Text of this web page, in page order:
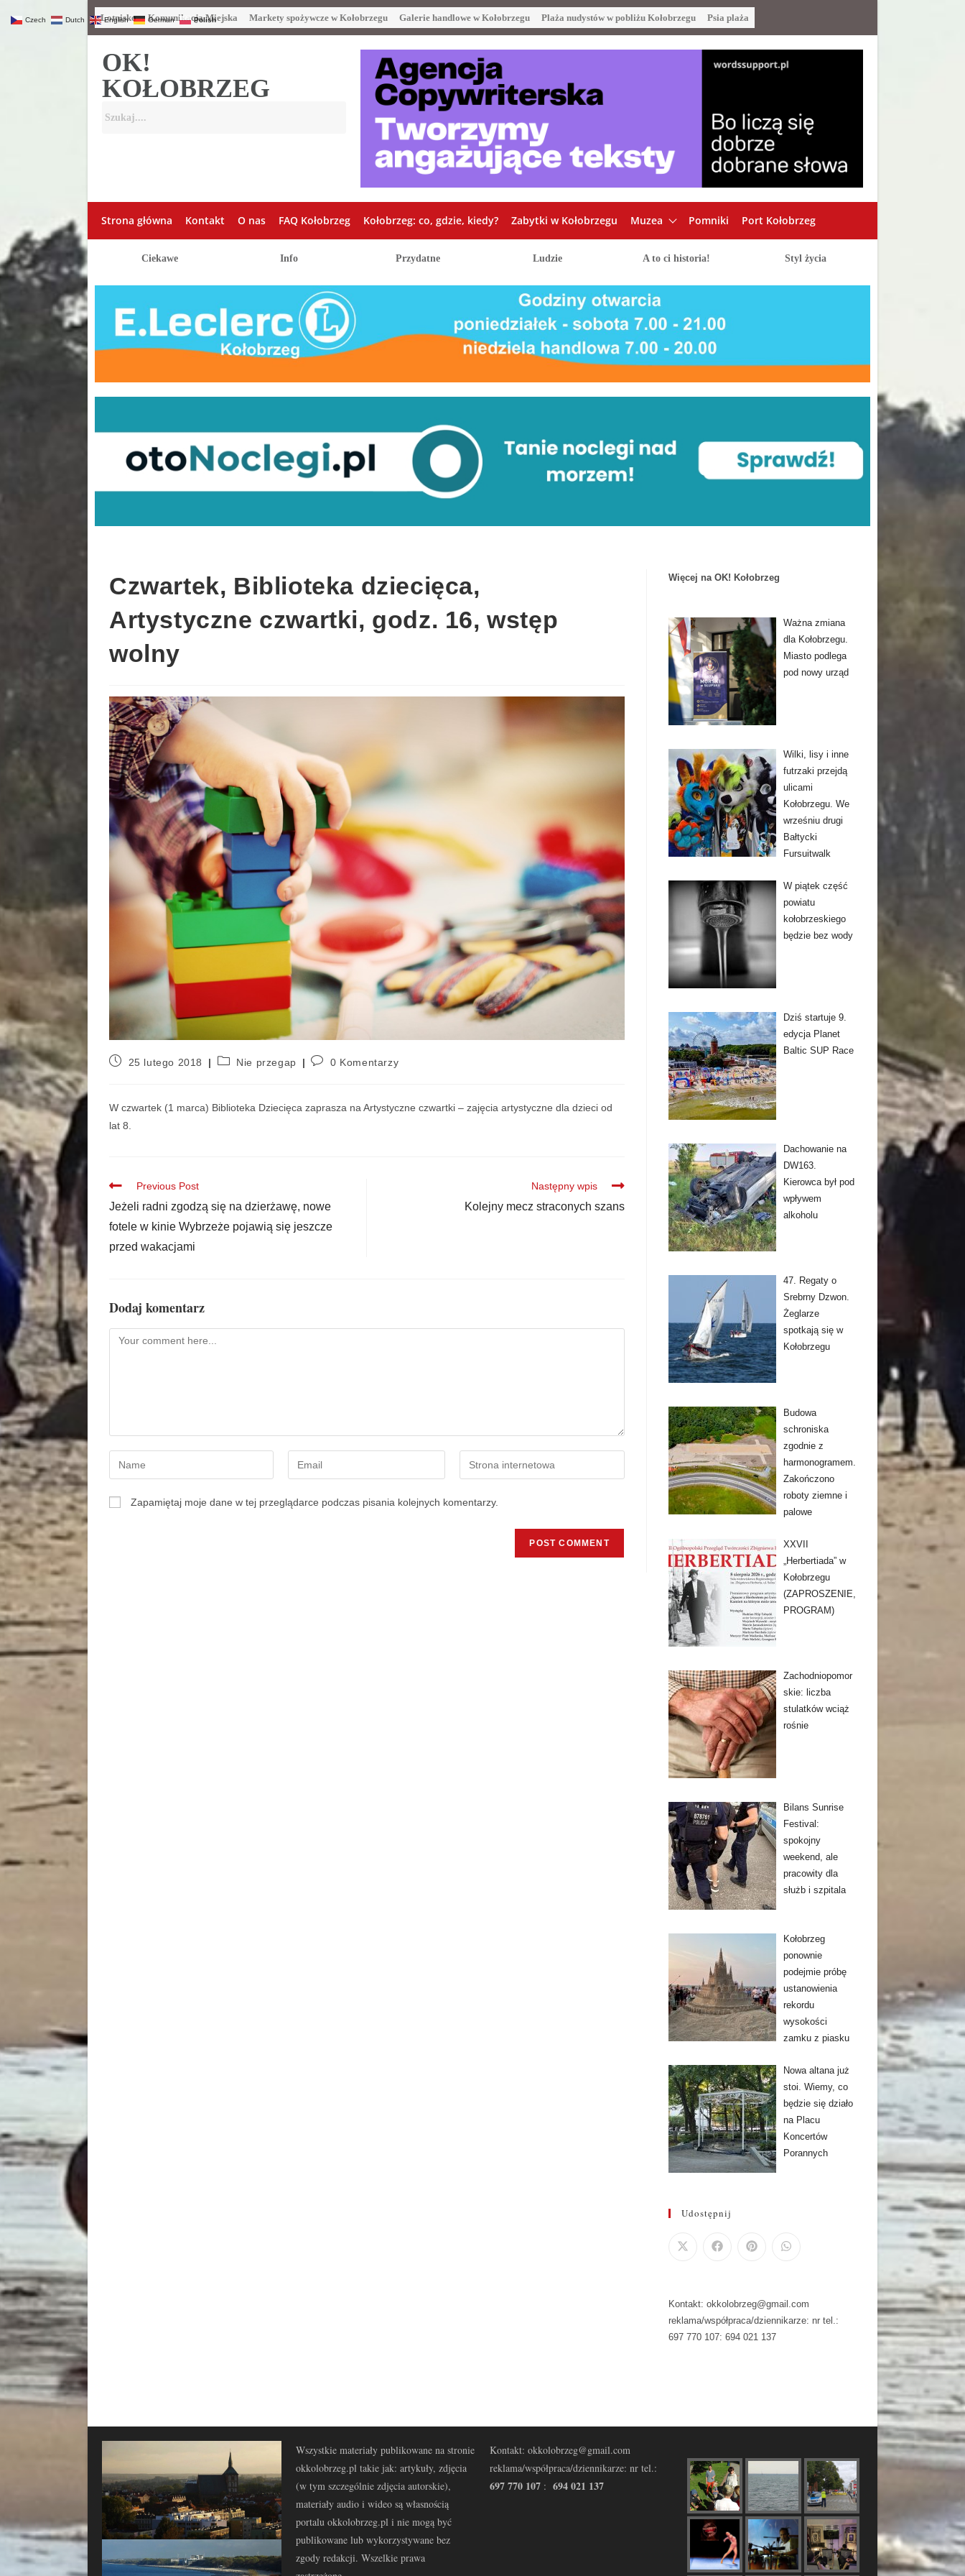
Lotnisko Komunikacja Miejska Markety spożywcze w Kołobrzegu Galerie handlowe w Kołobrzegu Plaża nudystów w pobliżu Kołobrzegu Psia plaża
OK!
KOŁOBRZEG
Strona główna Kontakt O nas FAQ Kołobrzeg Kołobrzeg: co, gdzie, kiedy? Zabytki w Kołobrzegu Muzea Pomniki Port Kołobrzeg
Ciekawe Info Przydatne Ludzie A to ci historia! Styl życia
Czwartek, Biblioteka dziecięca,
Artystyczne czwartki, godz. 16, wstęp
wolny
25 lutego 2018 Nie przegap 0 Komentarzy
W czwartek (1 marca) Biblioteka Dziecięca zaprasza na Artystyczne czwartki – zajęcia artystyczne dla dzieci od
lat 8.
Previous Post
Jeżeli radni zgodzą się na dzierżawę, nowe
fotele w kinie Wybrzeże pojawią się jeszcze
przed wakacjami
Następny wpis
Kolejny mecz straconych szans
Dodaj komentarz
Zapamiętaj moje dane w tej przeglądarce podczas pisania kolejnych komentarzy.
Więcej na OK! Kołobrzeg
Ważna zmiana
dla Kołobrzegu.
Miasto podlega
pod nowy urząd
Wilki, lisy i inne
futrzaki przejdą
ulicami
Kołobrzegu. We
wrześniu drugi
Bałtycki
Fursuitwalk
W piątek część
powiatu
kołobrzeskiego
będzie bez wody
Dziś startuje 9.
edycja Planet
Baltic SUP Race
Dachowanie na
DW163.
Kierowca był pod
wpływem
alkoholu
47. Regaty o
Srebrny Dzwon.
Żeglarze
spotkają się w
Kołobrzegu
Budowa
schroniska
zgodnie z
harmonogramem.
Zakończono
roboty ziemne i
palowe
XXVII
„Herbertiada” w
Kołobrzegu
(ZAPROSZENIE,
PROGRAM)
Zachodniopomor
skie: liczba
stulatków wciąż
rośnie
Bilans Sunrise
Festival:
spokojny
weekend, ale
pracowity dla
służb i szpitala
Kołobrzeg
ponownie
podejmie próbę
ustanowienia
rekordu
wysokości
zamku z piasku
Nowa altana już
stoi. Wiemy, co
będzie się działo
na Placu
Koncertów
Porannych
Udostępnij
Kontakt: okkolobrzeg@gmail.com
reklama/współpraca/dziennikarze: nr tel.:
697 770 107: 694 021 137
Wszystkie materiały publikowane na stronie
okkolobrzeg.pl takie jak: artykuły, zdjęcia
(w tym szczególnie zdjęcia autorskie),
materiały audio i wideo są własnością
portalu okkolobrzeg.pl i nie mogą być
publikowane lub wykorzystywane bez
zgody redakcji. Wszelkie prawa
Kontakt: okkolobrzeg@gmail.com
reklama/współpraca/dziennikarze: nr tel.:
697 770 107 : 694 021 137
Czech Dutch English German Polish